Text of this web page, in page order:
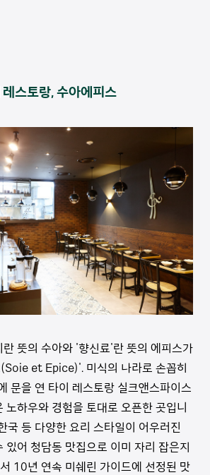
스토랑, 수아에피스
뜻의 수아와 '향신료'란 뜻의 에피스가
et Epice)'. 미식의 나라로 손꼽히
문을 연 타이 레스토랑 실크앤스파이스
노하우와 경험을 토대로 오픈한 곳입니
국 등 다양한 요리 스타일이 어우러진
있어 청담동 맛집으로 이미 자리 잡은지
10년 연속 미쉐린 가이드에 선정된 맛